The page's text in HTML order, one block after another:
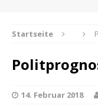
Startseite
14. Februar 2018